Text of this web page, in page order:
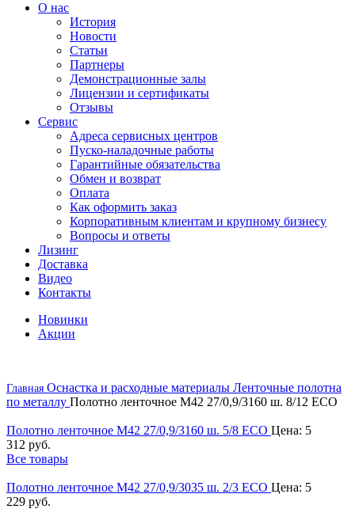
О нас
История
Новости
Статьи
Партнеры
Демонстрационные залы
Лицензии и сертификаты
Отзывы
Сервис
Адреса сервисных центров
Пуско-наладочные работы
Гарантийные обязательства
Обмен и возврат
Оплата
Как оформить заказ
Корпоративным клиентам и крупному бизнесу
Вопросы и ответы
Лизинг
Доставка
Видео
Контакты
Новинки
Акции
Главная Оснастка и расходные материалы Ленточные полотна
по металлу Полотно ленточное М42 27/0,9/3160 ш. 8/12 ECO
Полотно ленточное М42 27/0,9/3160 ш. 5/8 ECO Цена: 5
312 руб.
Все товары
Полотно ленточное М42 27/0,9/3035 ш. 2/3 ECO Цена: 5
229 руб.